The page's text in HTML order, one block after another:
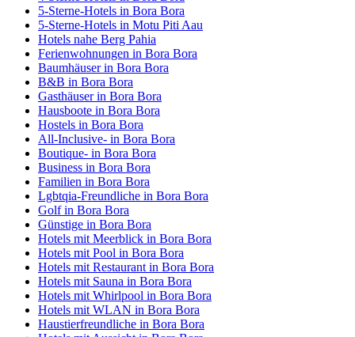
5-Sterne-Hotels in Bora Bora
5-Sterne-Hotels in Motu Piti Aau
Hotels nahe Berg Pahia
Ferienwohnungen in Bora Bora
Baumhäuser in Bora Bora
B&B in Bora Bora
Gasthäuser in Bora Bora
Hausboote in Bora Bora
Hostels in Bora Bora
All-Inclusive- in Bora Bora
Boutique- in Bora Bora
Business in Bora Bora
Familien in Bora Bora
Lgbtqia-Freundliche in Bora Bora
Golf in Bora Bora
Günstige in Bora Bora
Hotels mit Meerblick in Bora Bora
Hotels mit Pool in Bora Bora
Hotels mit Restaurant in Bora Bora
Hotels mit Sauna in Bora Bora
Hotels mit Whirlpool in Bora Bora
Hotels mit WLAN in Bora Bora
Haustierfreundliche in Bora Bora